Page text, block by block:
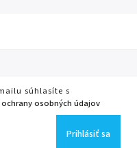
súhlasíte s
osobných údajov
Prihlásiť sa